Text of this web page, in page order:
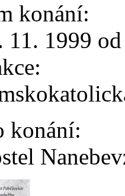
konání:
11. 1999
konání: